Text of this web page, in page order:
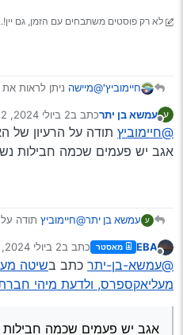
לא רק פוסטים משתבחים עם הזמן, גם יין!..
חיימוביץ'@מיישה ניתן לראות
ע
מנותק
עמשא בן יתרכתב ב2 ביולי 2024, 11:12
נערך לאחרונה על ידי
@חיימוביץ תודה על הרעיון של
אגב יש פעמים שכמה חבילות
ע עמשא בן יתר@חיימוביץ תודה
EBA מאסטר כתב ב2 ביולי 2024, 13:16
נערך לאחרונה על ידי
@עמשא-בן-יתר כתב בשיטה
מעליאקספרס, ולדעת מיהי חברת
אגב יש פעמים שכמה